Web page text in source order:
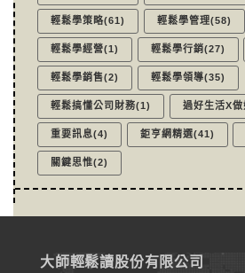
輕鬆學策略(61) 輕鬆學管理(58)
輕鬆學經營(1) 輕鬆學行銷(27)
輕鬆學銷售(2) 輕鬆學領導(35)
輕鬆搞懂公司財務(1) 過好生活X
重要訊息(4) 鉅亨網精選(41)
關鍵思惟(2)
大師輕鬆讀股份有限公司